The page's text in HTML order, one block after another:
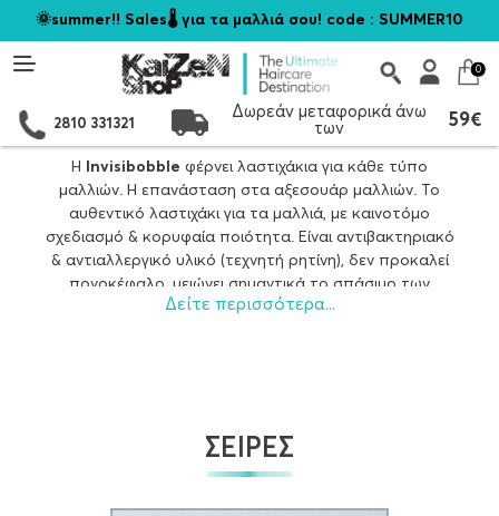
🌞summer!! Sales🌡️ για τα μαλλιά σου! code : SUMMER10
0
2810 331321
Δωρεάν μεταφορικά άνω
των
59€
Η Ιnvisibobble φέρνει λαστιχάκια για κάθε τύπο
μαλλιών. Η επανάσταση στα αξεσουάρ μαλλιών. Το
αυθεντικό λαστιχάκι για τα μαλλιά, με καινοτόμο
σχεδιασμό & κορυφαία ποιότητα. Είναι αντιβακτηριακό
& αντιαλλεργικό υλικό (τεχνητή ρητίνη), δεν προκαλεί
πονοκέφαλο, μειώνει σημαντικά το σπάσιμο των
μαλλιών και την εμφάνιση ψαλίδας. Είναι αδιάβροχο
Δείτε περισσότερα...
ΣΕΙΡΕΣ